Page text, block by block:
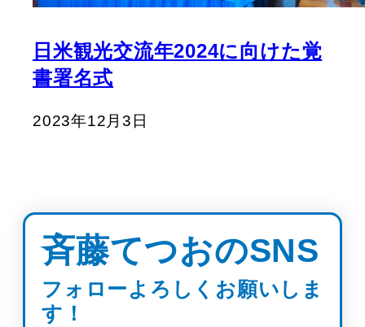
日米観光交流年2024に向けた覚
書署名式
2023年12月3日
斉藤てつおのSNS
フォローよろしくお願いしま
す！